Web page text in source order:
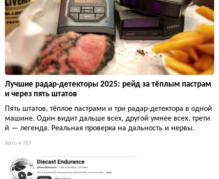
Лучшие радар-детекторы 2025: рейд за тёплым пастрам
и через пять штатов
Пять штатов, тёплое пастрами и три радар-детектора в одной
машине. Один видит дальше всех, другой умнее всех, трети
й — легенда. Реальная проверка на дальность и нервы.
Авто 4 787